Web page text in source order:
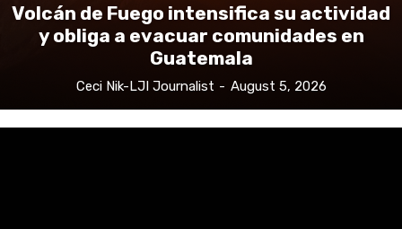
Volcán de Fuego intensifica su actividad
y obliga a evacuar comunidades en
Guatemala
Ceci Nik-LJI Journalist - August 5, 2026